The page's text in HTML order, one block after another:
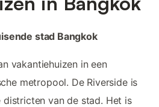
stad Bangkok
vakantiehuizen in een
metropool. De Riverside is
van de stad. Het is